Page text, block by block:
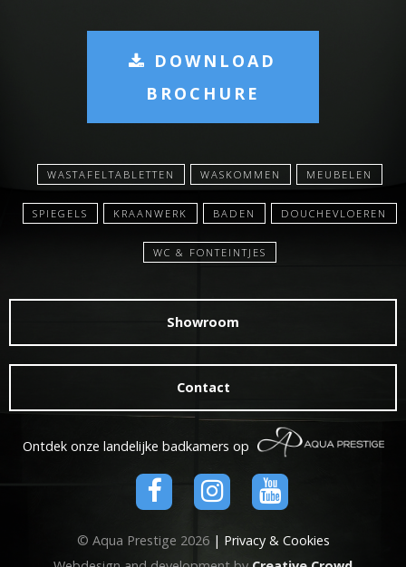
DOWNLOAD
BROCHURE
WASTAFELTABLETTEN WASKOMMEN MEUBELEN
SPIEGELS KRAANWERK BADEN DOUCHEVLOEREN
WC & FONTEINTJES
Showroom
Contact
Ontdek onze landelijke badkamers op
© Aqua Prestige 2026 | Privacy & Cookies